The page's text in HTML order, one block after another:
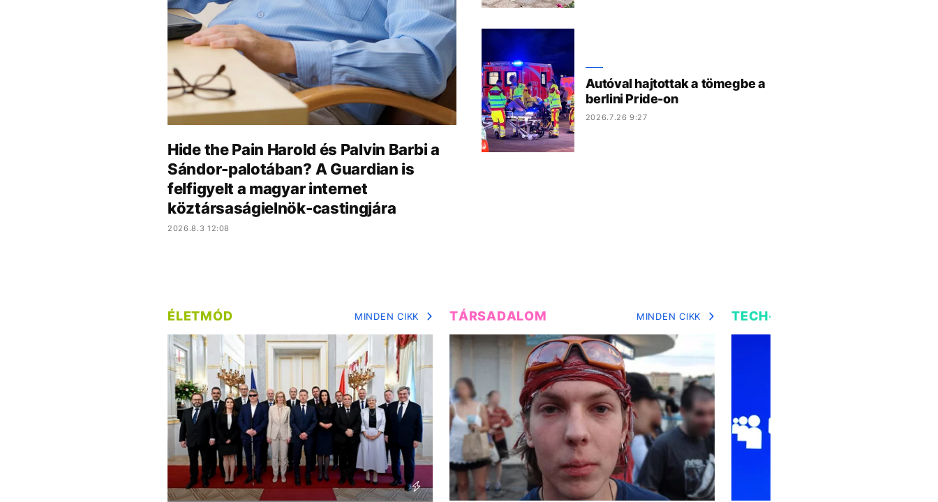
Hide the Pain Harold és Palvin Barbi a
Sándor-palotában? A Guardian is
felfigyelt a magyar internet
köztársaságielnök-castingjára
2026.8.3 12:08
Autóval hajtottak a tömegbe a
berlini Pride-on
2026.7.26 9:27
ÉLETMÓD MINDEN CIKK TÁRSADALOM MINDEN CIKK TECH-TUDOMÁNY